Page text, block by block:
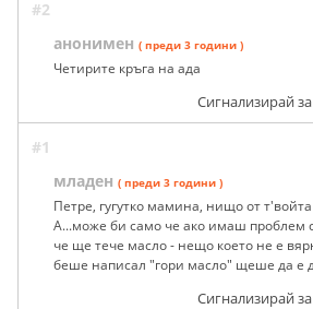
#2
анонимен ( преди 3 години )
Четирите кръга на ада
Сигнализирай
#1
младен ( преди 3 години )
Петре, гугутко мамина, нищо от
А...може би само че ако имаш проблем
че ще тече масло - нещо което не е
беше написал "гори масло" щеше да е
Сигнализирай